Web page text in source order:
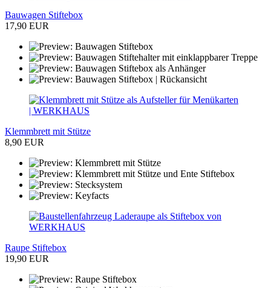
Bauwagen Stiftebox
17,90 EUR
Klemmbrett mit Stütze
8,90 EUR
Raupe Stiftebox
19,90 EUR